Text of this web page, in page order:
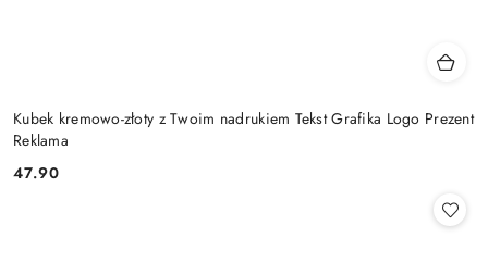
Kubek kremowo-złoty z Twoim nadrukiem Tekst Grafika Logo Prezent
Reklama
Cena:
47.90